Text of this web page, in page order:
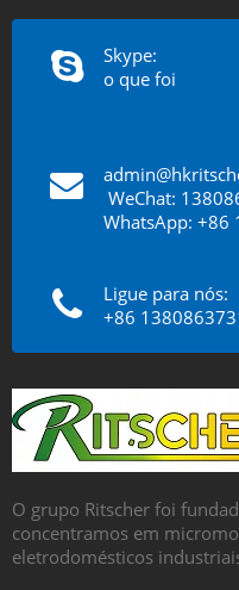
Skype:
o que foi
WeChat:
WhatsApp: +86
Ligue para nós:
+86
O grupo Ritscher foi
concentramos em
eletrodomésticos